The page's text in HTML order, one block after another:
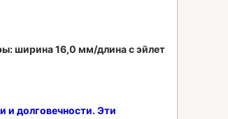
ширина 16,0 мм/длина с эйлет
и долговечности. Эти